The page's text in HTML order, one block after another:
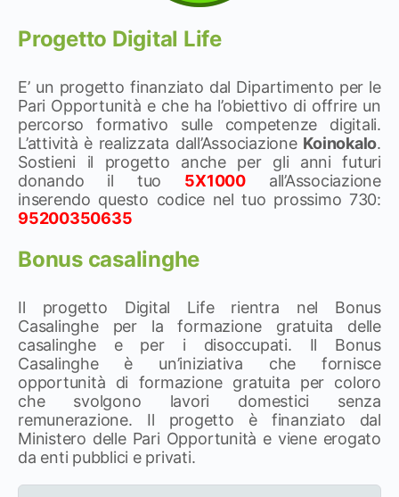
Progetto Digital Life
E’ un progetto finanziato dal Dipartimento per le
Pari Opportunità e che ha l’obiettivo di offrire un
percorso formativo sulle competenze digitali.
L’attività è realizzata dall’Associazione Koinokalo.
Sostieni il progetto anche per gli anni futuri
donando il tuo 5X1000
all’Associazione
inserendo questo codice nel tuo prossimo 730:
95200350635
Bonus casalinghe
Il progetto Digital Life rientra nel Bonus
Casalinghe per la formazione gratuita delle
casalinghe e per i disoccupati. Il Bonus
Casalinghe è un’iniziativa che fornisce
opportunità di formazione gratuita per coloro
che svolgono lavori domestici senza
remunerazione. Il progetto è finanziato dal
Ministero delle Pari Opportunità e viene erogato
da enti pubblici e privati.